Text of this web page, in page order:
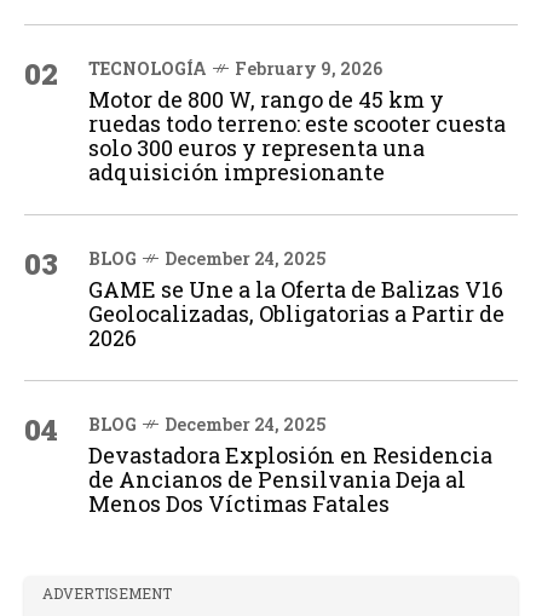
02 TECNOLOGÍA February 9, 2026
Motor de 800 W, rango de 45 km y
ruedas todo terreno: este scooter cuesta
solo 300 euros y representa una
adquisición impresionante
03 BLOG December 24, 2025
GAME se Une a la Oferta de Balizas V16
Geolocalizadas, Obligatorias a Partir de
2026
04 BLOG December 24, 2025
Devastadora Explosión en Residencia
de Ancianos de Pensilvania Deja al
Menos Dos Víctimas Fatales
ADVERTISEMENT